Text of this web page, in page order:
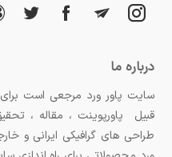
درباره ما
سایت پاور ورد مرجعی است برای
قبیل پاورپوینت ، مقاله ،
طراحی های گرافیکی ایرانی و